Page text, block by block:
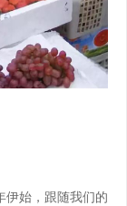
伊始，跟随我们的